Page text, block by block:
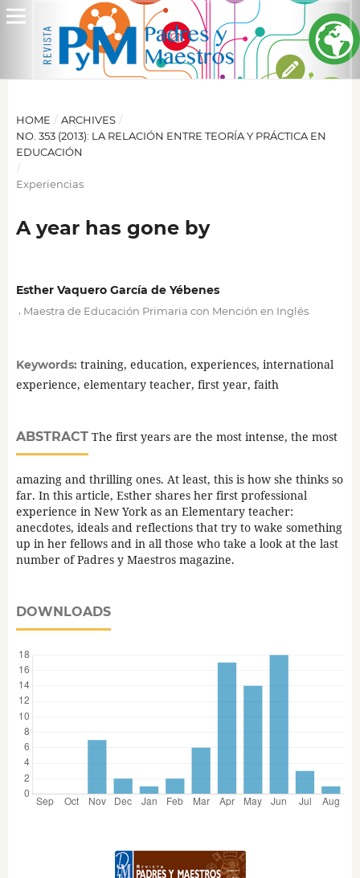
HOME / ARCHIVES /
NO. 353 (2013): LA RELACIÓN ENTRE TEORÍA Y PRÁCTICA EN
EDUCACIÓN
/
Experiencias
A year has gone by
Esther Vaquero García de Yébenes
Maestra de Educación Primaria con Mención en Inglés
Keywords: training, education, experiences, international
experience, elementary teacher, first year, faith
ABSTRACTThe first years are the most intense, the most
amazing and thrilling ones. At least, this is how she thinks so
far. In this article, Esther shares her first professional
experience in New York as an Elementary teacher:
anecdotes, ideals and reflections that try to wake something
up in her fellows and in all those who take a look at the last
number of Padres y Maestros magazine.
DOWNLOADS